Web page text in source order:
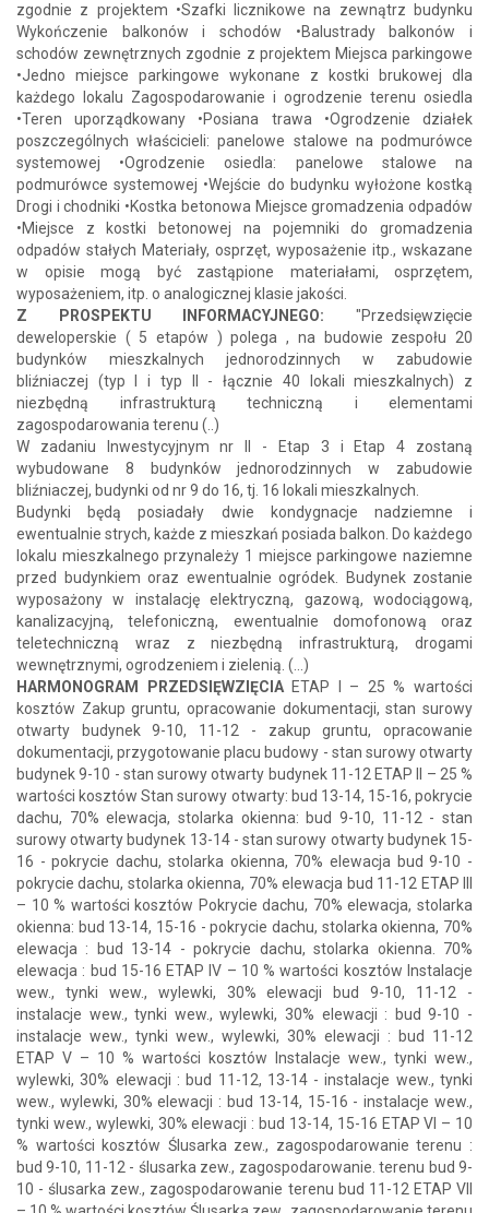
zgodnie z projektem •Szafki licznikowe na zewnątrz budynku
Wykończenie balkonów i schodów •Balustrady balkonów i
schodów zewnętrznych zgodnie z projektem Miejsca parkingowe
•Jedno miejsce parkingowe wykonane z kostki brukowej dla
każdego lokalu Zagospodarowanie i ogrodzenie terenu osiedla
•Teren uporządkowany •Posiana trawa •Ogrodzenie działek
poszczególnych właścicieli: panelowe stalowe na podmurówce
systemowej •Ogrodzenie osiedla: panelowe stalowe na
podmurówce systemowej •Wejście do budynku wyłożone kostką
Drogi i chodniki •Kostka betonowa Miejsce gromadzenia odpadów
•Miejsce z kostki betonowej na pojemniki do gromadzenia
odpadów stałych Materiały, osprzęt, wyposażenie itp., wskazane
w opisie mogą być zastąpione materiałami, osprzętem,
wyposażeniem, itp. o analogicznej klasie jakości.
Z PROSPEKTU INFORMACYJNEGO: "Przedsięwzięcie
deweloperskie ( 5 etapów ) polega , na budowie zespołu 20
budynków mieszkalnych jednorodzinnych w zabudowie
bliźniaczej (typ I i typ II - łącznie 40 lokali mieszkalnych) z
niezbędną infrastrukturą techniczną i elementami
zagospodarowania terenu (..)
W zadaniu Inwestycyjnym nr II - Etap 3 i Etap 4 zostaną
wybudowane 8 budynków jednorodzinnych w zabudowie
bliźniaczej, budynki od nr 9 do 16, tj. 16 lokali mieszkalnych.
Budynki będą posiadały dwie kondygnacje nadziemne i
ewentualnie strych, każde z mieszkań posiada balkon. Do każdego
lokalu mieszkalnego przynależy 1 miejsce parkingowe naziemne
przed budynkiem oraz ewentualnie ogródek. Budynek zostanie
wyposażony w instalację elektryczną, gazową, wodociągową,
kanalizacyjną, telefoniczną, ewentualnie domofonową oraz
teletechniczną wraz z niezbędną infrastrukturą, drogami
wewnętrznymi, ogrodzeniem i zielenią. (...)
HARMONOGRAM PRZEDSIĘWZIĘCIAETAP I – 25 % wartości
kosztów Zakup gruntu, opracowanie dokumentacji, stan surowy
otwarty budynek 9-10, 11-12 - zakup gruntu, opracowanie
dokumentacji, przygotowanie placu budowy - stan surowy otwarty
budynek 9-10 - stan surowy otwarty budynek 11-12 ETAP II – 25 %
wartości kosztów Stan surowy otwarty: bud 13-14, 15-16, pokrycie
dachu, 70% elewacja, stolarka okienna: bud 9-10, 11-12 - stan
surowy otwarty budynek 13-14 - stan surowy otwarty budynek 15-
16 - pokrycie dachu, stolarka okienna, 70% elewacja bud 9-10 -
pokrycie dachu, stolarka okienna, 70% elewacja bud 11-12 ETAP III
– 10 % wartości kosztów Pokrycie dachu, 70% elewacja, stolarka
okienna: bud 13-14, 15-16 - pokrycie dachu, stolarka okienna, 70%
elewacja : bud 13-14 - pokrycie dachu, stolarka okienna. 70%
elewacja : bud 15-16 ETAP IV – 10 % wartości kosztów Instalacje
wew., tynki wew., wylewki, 30% elewacji bud 9-10, 11-12 -
instalacje wew., tynki wew., wylewki, 30% elewacji : bud 9-10 -
instalacje wew., tynki wew., wylewki, 30% elewacji : bud 11-12
ETAP V – 10 % wartości kosztów Instalacje wew., tynki wew.,
wylewki, 30% elewacji : bud 11-12, 13-14 - instalacje wew., tynki
wew., wylewki, 30% elewacji : bud 13-14, 15-16 - instalacje wew.,
tynki wew., wylewki, 30% elewacji : bud 13-14, 15-16 ETAP VI – 10
% wartości kosztów Ślusarka zew., zagospodarowanie terenu :
bud 9-10, 11-12 - ślusarka zew., zagospodarowanie. terenu bud 9-
10 - ślusarka zew., zagospodarowanie terenu bud 11-12 ETAP VII